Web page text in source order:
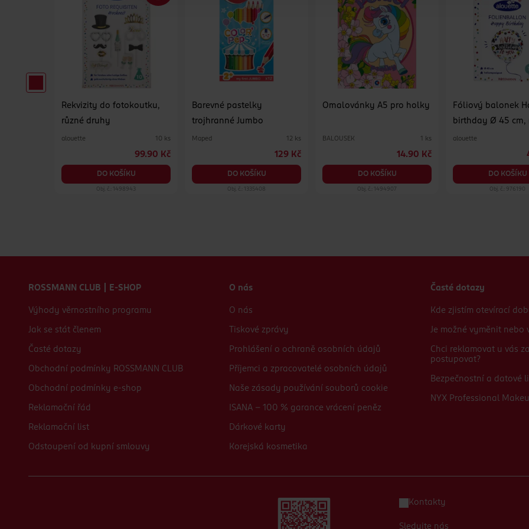
Rekvizity do fotokoutku,
různé druhy
alouette 10 ks
99.90 Kč
DO KOŠÍKU
Obj. č.: 1498943
Barevné pastelky
trojhranné Jumbo
Maped 12 ks
129 Kč
DO KOŠÍKU
Obj. č.: 1335408
Omalovánky A5 pro holky
BALOUSEK 1 ks
14.90 Kč
DO KOŠÍKU
Obj. č.: 1494907
Fóliový balonek
birthday Ø 45 cm,
druhy
alouette
DO KOŠÍKU
Obj. č.: 976190
ROSSMANN CLUB | E-SHOP
Výhody věrnostního programu
Jak se stát členem
Časté dotazy
Obchodní podmínky ROSSMANN CLUB
Obchodní podmínky e-shop
Reklamační řád
Reklamační list
Odstoupení od kupní smlouvy
O nás
O nás
Tiskové zprávy
Prohlášení o ochraně osobních údajů
Příjemci a zpracovatelé osobních údajů
Naše zásady používání souborů cookie
ISANA - 100 % garance vrácení peněz
Dárkové karty
Korejská kosmetika
Časté dotazy
Kde zjistím otevírací
Je možné vyměnit nebo
Chci reklamovat u vás
postupovat?
Bezpečnostní a datové
NYX Professional
Kontakty
Sledujte nás